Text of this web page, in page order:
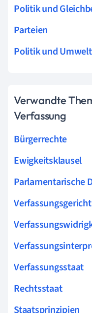
Politik und
Parteien
Politik und
Verwandte
Verfassung
Bürgerrechte
Ewigkeitsklausel
Parlamentarische
Verfassungsgericht
Verfassungsstaat
Rechtsstaat
Staatsprinzipien